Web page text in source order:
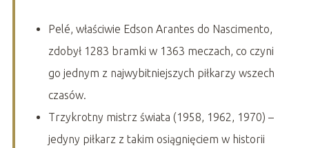
Pelé, właściwie Edson Arantes do Nascimento,
zdobył 1283 bramki w 1363 meczach, co czyni
go jednym z najwybitniejszych piłkarzy wszech
czasów.
Trzykrotny mistrz świata (1958, 1962, 1970) –
jedyny piłkarz z takim osiągnięciem w historii